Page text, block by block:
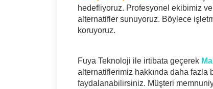
hedefliyoruz. Profesyonel ekibimiz
alternatifler sunuyoruz. Böylece
koruyoruz.
Fuya Teknoloji ile irtibata geçerek
alternatiflerimiz hakkında daha
faydalanabilirsiniz. Müşteri